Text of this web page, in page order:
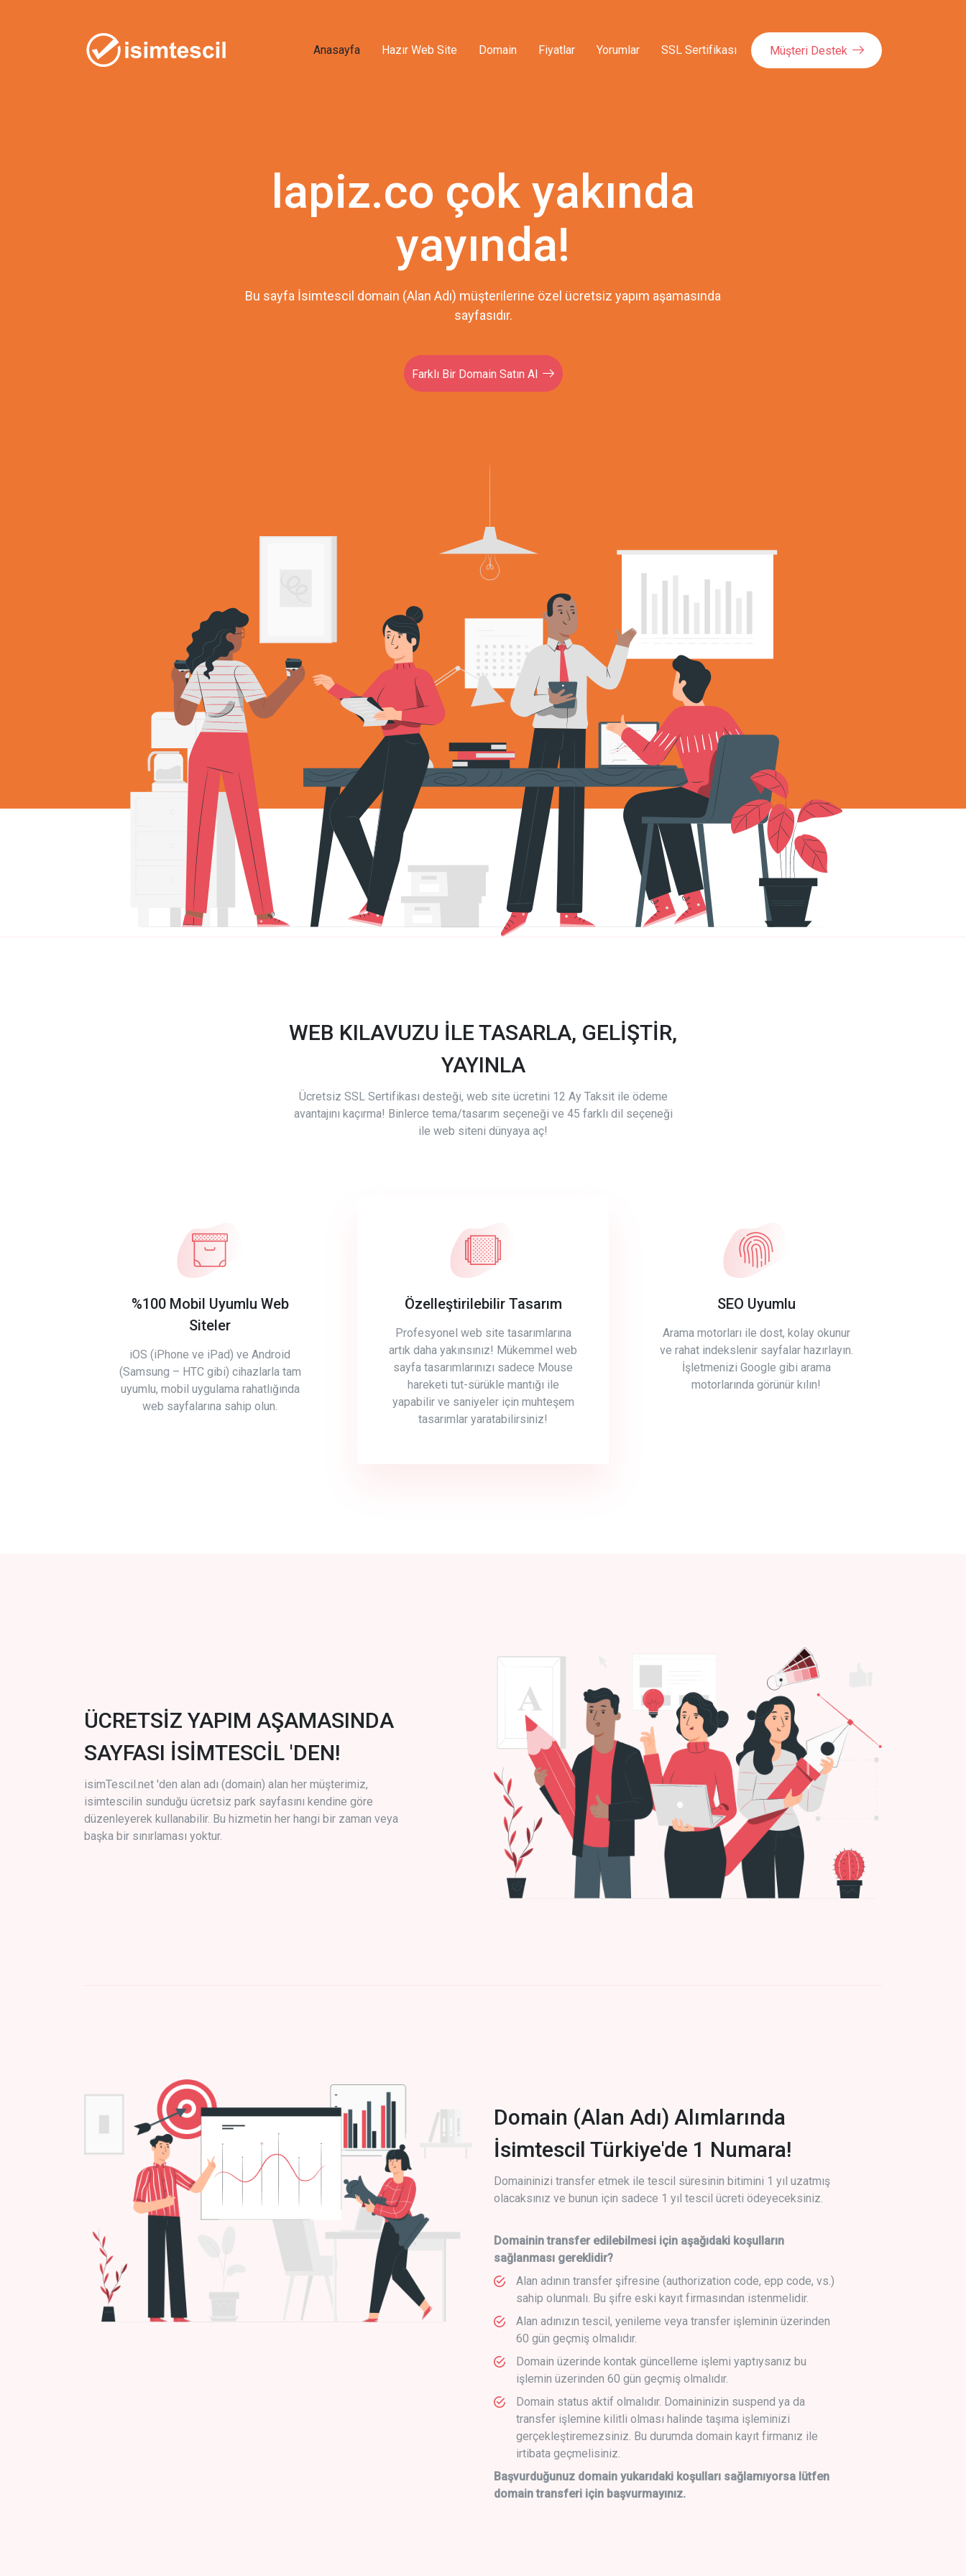
Anasayfa Hazır Web Site Domain Fiyatlar Yorumlar SSL Sertifikası Müşteri Destek
lapiz.co çok yakında
yayında!
Bu sayfa İsimtescil domain (Alan Adı) müşterilerine özel ücretsiz yapım aşamasında
sayfasıdır.
Farklı Bir Domain Satın Al
WEB KILAVUZU İLE TASARLA, GELİŞTİR,
YAYINLA
Ücretsiz SSL Sertifikası desteği, web site ücretini 12 Ay Taksit ile ödeme
avantajını kaçırma! Binlerce tema/tasarım seçeneği ve 45 farklı dil seçeneği
ile web siteni dünyaya aç!
%100 Mobil Uyumlu Web
Siteler
iOS (iPhone ve iPad) ve Android
(Samsung – HTC gibi) cihazlarla tam
uyumlu, mobil uygulama rahatlığında
web sayfalarına sahip olun.
Özelleştirilebilir Tasarım
Profesyonel web site tasarımlarına
artık daha yakınsınız! Mükemmel web
sayfa tasarımlarınızı sadece Mouse
hareketi tut-sürükle mantığı ile
yapabilir ve saniyeler için muhteşem
tasarımlar yaratabilirsiniz!
SEO Uyumlu
Arama motorları ile dost, kolay okunur
ve rahat indekslenir sayfalar hazırlayın.
İşletmenizi Google gibi arama
motorlarında görünür kılın!
ÜCRETSİZ YAPIM AŞAMASINDA
SAYFASI İSİMTESCİL 'DEN!
isimTescil.net 'den alan adı (domain) alan her müşterimiz,
isimtescilin sunduğu ücretsiz park sayfasını kendine göre
düzenleyerek kullanabilir. Bu hizmetin her hangi bir zaman veya
başka bir sınırlaması yoktur.
Domain (Alan Adı) Alımlarında
İsimtescil Türkiye'de 1 Numara!
Domaininizi transfer etmek ile tescil süresinin bitimini 1 yıl uzatmış
olacaksınız ve bunun için sadece 1 yıl tescil ücreti ödeyeceksiniz.
Domainin transfer edilebilmesi için aşağıdaki koşulların
sağlanması gereklidir?
Alan adının transfer şifresine (authorization code, epp code, vs.)
sahip olunmalı. Bu şifre eski kayıt firmasından istenmelidir.
Alan adınızın tescil, yenileme veya transfer işleminin üzerinden
60 gün geçmiş olmalıdır.
Domain üzerinde kontak güncelleme işlemi yaptıysanız bu
işlemin üzerinden 60 gün geçmiş olmalıdır.
Domain status aktif olmalıdır. Domaininizin suspend ya da
transfer işlemine kilitli olması halinde taşıma işleminizi
gerçekleştiremezsiniz. Bu durumda domain kayıt firmanız ile
irtibata geçmelisiniz.
Başvurduğunuz domain yukarıdaki koşulları sağlamıyorsa lütfen
domain transferi için başvurmayınız.